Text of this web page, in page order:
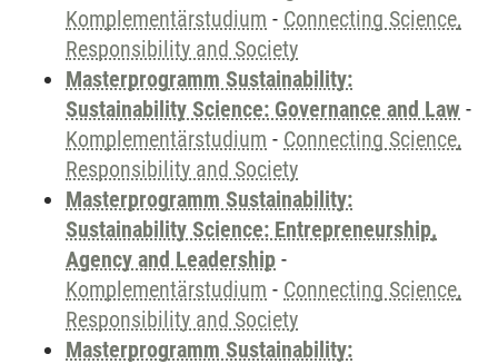
Komplementärstudium - Connecting Science,
Responsibility and Society
Masterprogramm Sustainability:
Sustainability Science: Governance and Law -
Komplementärstudium - Connecting Science,
Responsibility and Society
Masterprogramm Sustainability:
Sustainability Science: Entrepreneurship,
Agency and Leadership -
Komplementärstudium - Connecting Science,
Responsibility and Society
Masterprogramm Sustainability: